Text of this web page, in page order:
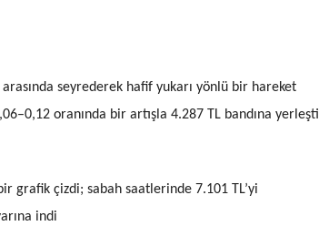
seyrederek hafif yukarı yönlü bir hareket
oranında bir artışla 4.287 TL bandına yerleşti
grafik çizdi; sabah saatlerinde 7.101 TL’yi
indi